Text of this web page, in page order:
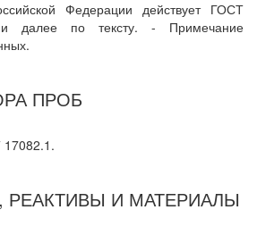
Федерации действует ГОСТ
и далее по тексту. - Примечание
ПРОБ
РЕАКТИВЫ И МАТЕРИАЛЫ